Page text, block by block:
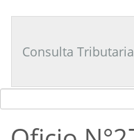
Tributario
Consulta Tributaria